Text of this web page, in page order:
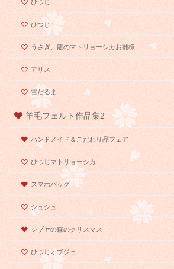
ひつじ
ひつじ
うさぎ、龍のマトリョーシカお雛様
アリス
雪だるま
羊毛フェルト作品集2
ハンドメイド＆こだわり品フェア
ひつじマトリョーシカ
スマホバッグ
シュシュ
シブヤの森のクリスマス
ひつじオブジェ